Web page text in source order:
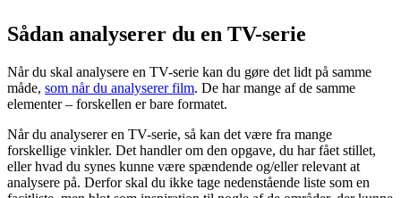
Sådan analyserer du en TV-serie
Når du skal analysere en TV-serie kan du gøre det lidt på samme
måde, som når du analyserer film. De har mange af de samme
elementer – forskellen er bare formatet.
Når du analyserer en TV-serie, så kan det være fra mange
forskellige vinkler. Det handler om den opgave, du har fået stillet,
eller hvad du synes kunne være spændende og/eller relevant at
analysere på. Derfor skal du ikke tage nedenstående liste som en